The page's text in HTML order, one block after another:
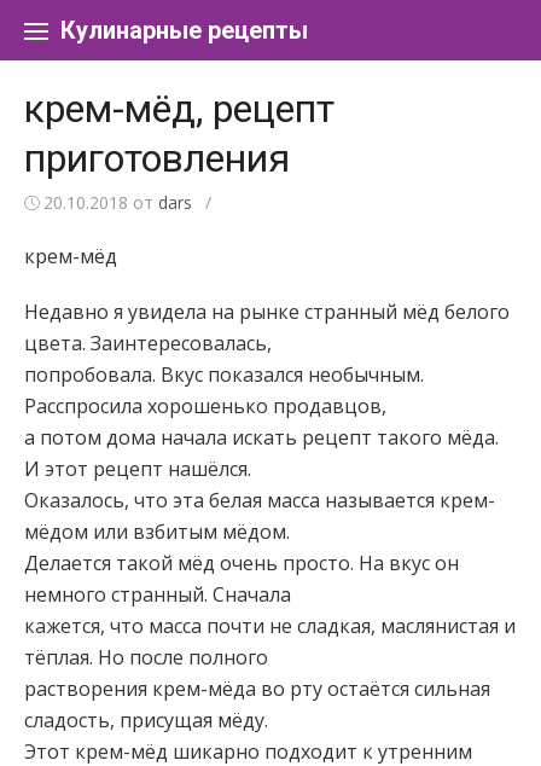
Кулинарные рецепты
крем-мёд, рецепт
приготовления
20.10.2018 от dars /
крем-мёд
Недавно я увидела на рынке странный мёд белого
цвета. Заинтересовалась,
попробовала. Вкус показался необычным.
Расспросила хорошенько продавцов,
а потом дома начала искать рецепт такого мёда.
И этот рецепт нашёлся.
Оказалось, что эта белая масса называется крем-
мёдом или взбитым мёдом.
Делается такой мёд очень просто. На вкус он
немного странный. Сначала
кажется, что масса почти не сладкая, маслянистая и
тёплая. Но после полного
растворения крем-мёда во рту остаётся сильная
сладость, присущая мёду.
Этот крем-мёд шикарно подходит к утренним